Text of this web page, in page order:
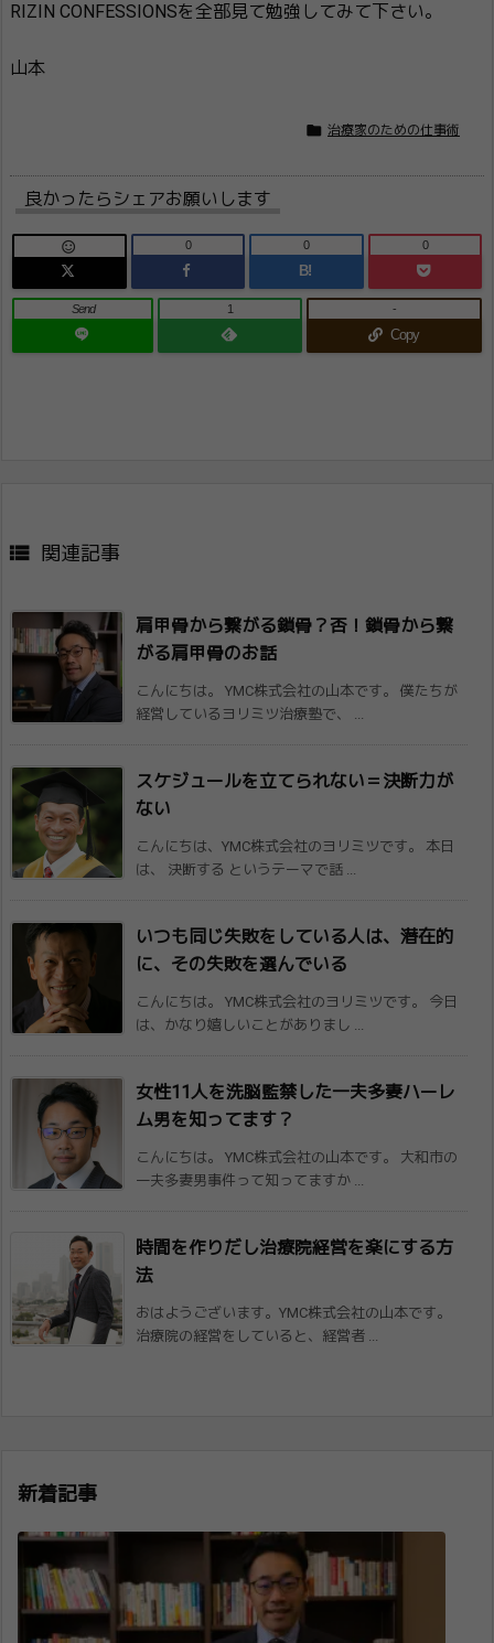
RIZIN CONFESSIONSを全部見て勉強してみて下さい。
山本
 治療家のための仕事術
良かったらシェアお願いします
 0
B!
0 0
Send 1
Copy
-
 関連記事
肩甲骨から繋がる鎖骨？否！鎖骨から繋
がる肩甲骨のお話
こんにちは。 YMC株式会社の山本です。 僕たちが
経営しているヨリミツ治療塾で、 ...
スケジュールを立てられない＝決断力が
ない
こんにちは、YMC株式会社のヨリミツです。 本日
は、 決断する というテーマで話 ...
いつも同じ失敗をしている人は、潜在的
に、​その失敗を選んでいる
こんにちは。 YMC株式会社のヨリミツです。 今日
は、かなり嬉しいことがありまし ...
女性11人を洗脳監禁した一夫多妻ハーレ
ム​男を知ってます？
こんにちは。 YMC株式会社の山本です。 大和市の
一夫多妻男事件って知ってますか ...
時間を作りだし治療院経営を楽にする方
法
おはようございます。YMC株式会社の山本です。
治療院の経営をしていると、経営者 ...
新着記事